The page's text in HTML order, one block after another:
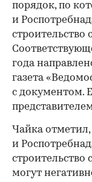
порядок, по
и
строительство
года
газета
с документом.
Чайка
и
строительство
могут